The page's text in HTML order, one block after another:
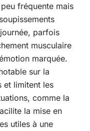
fréquente mais
parfois
musculaire
marquée.
sur la
et limitent les
comme la
la mise en
utiles à une